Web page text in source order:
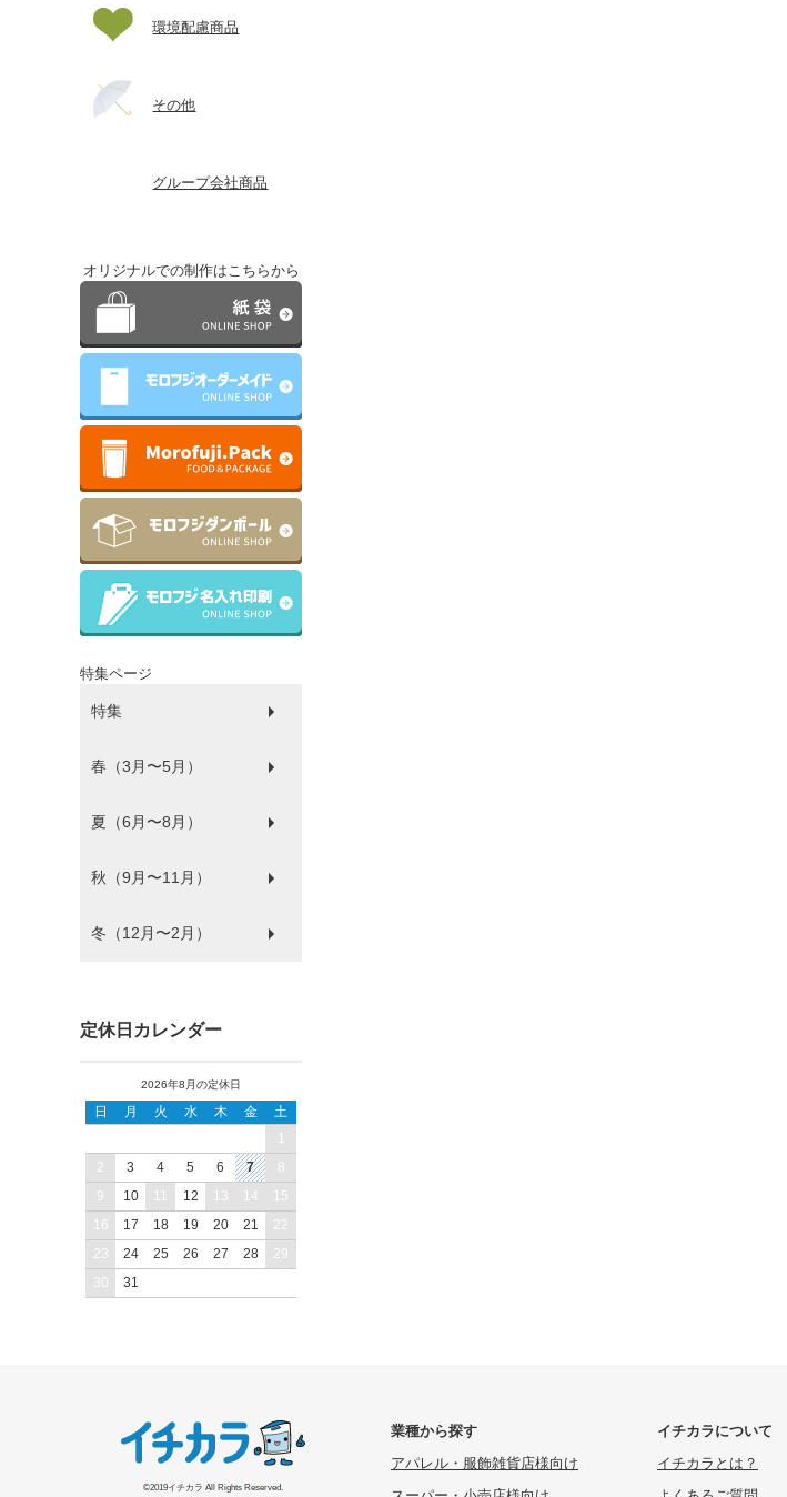
環境配慮商品
その他
グループ会社商品
オリジナルでの制作はこちらから
特集ページ
特集
春（3月〜5月）
夏（6月〜8月）
秋（9月〜11月）
冬（12月〜2月）
定休日カレンダー
2026年8月の定休日
日 月 火 水 木 金
土
2 3 4 5 6 7 8
9 10 12 13 14 15
16 17 18 19 20 21 22
23 24 25 26 27 28 29
30 31
©2019イチカラ All Rights Reserved.
業種から探す
アパレル・服飾雑貨店様向け
イチカラについて
イチカラとは？